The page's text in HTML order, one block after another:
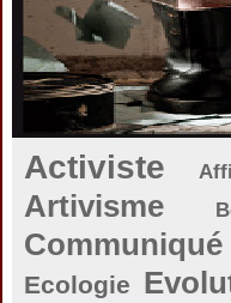
Activiste
Artivisme
Communiqué
Ecologie